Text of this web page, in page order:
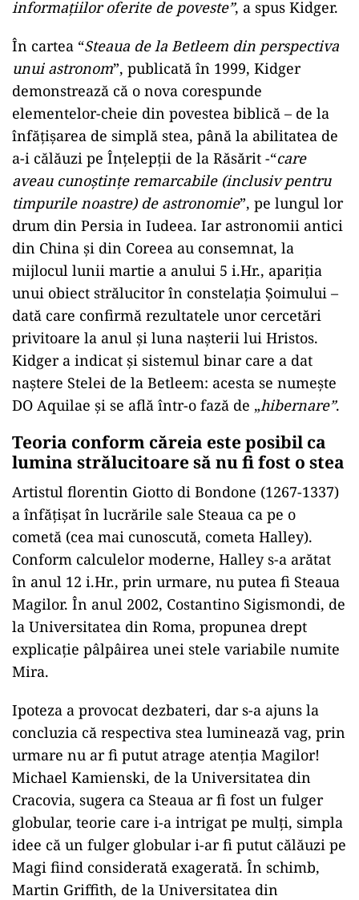
informaţiilor oferite de poveste”, a spus Kidger.
În cartea “Steaua de la Betleem din perspectiva
unui astronom”, publicată în 1999, Kidger
demonstrează că o nova corespunde
elementelor-cheie din povestea biblică – de la
înfăţişarea de simplă stea, până la abilitatea de
a-i călăuzi pe Înţelepţii de la Răsărit -“care
aveau cunoştinţe remarcabile (inclusiv pentru
timpurile noastre) de astronomie”, pe lungul lor
drum din Persia in Iudeea. Iar astronomii antici
din China şi din Coreea au consemnat, la
mijlocul lunii martie a anului 5 i.Hr., apariţia
unui obiect strălucitor în constelaţia Şoimului –
dată care confirmă rezultatele unor cercetări
privitoare la anul şi luna naşterii lui Hristos.
Kidger a indicat şi sistemul binar care a dat
naştere Stelei de la Betleem: acesta se numeşte
DO Aquilae şi se află într-o fază de „hibernare”.
Teoria conform căreia este posibil ca
lumina strălucitoare să nu fi fost o stea
Artistul florentin Giotto di Bondone (1267-1337)
a înfăţişat în lucrările sale Steaua ca pe o
cometă (cea mai cunoscută, cometa Halley).
Conform calculelor moderne, Halley s-a arătat
în anul 12 i.Hr., prin urmare, nu putea fi Steaua
Magilor. În anul 2002, Costantino Sigismondi, de
la Universitatea din Roma, propunea drept
explicaţie pâlpâirea unei stele variabile numite
Mira.
Ipoteza a provocat dezbateri, dar s-a ajuns la
concluzia că respectiva stea luminează vag, prin
urmare nu ar fi putut atrage atenţia Magilor!
Michael Kamienski, de la Universitatea din
Cracovia, sugera ca Steaua ar fi fost un fulger
globular, teorie care i-a intrigat pe mulţi, simpla
idee că un fulger globular i-ar fi putut călăuzi pe
Magi fiind considerată exagerată. În schimb,
Martin Griffith, de la Universitatea din